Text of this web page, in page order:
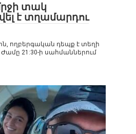
տակ
է տղամարդու
ին, ողբերգական դեպք է տեղի
Ժամը 21:30-ի սահմաններում